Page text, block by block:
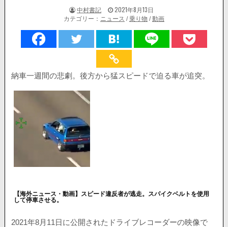
著
者:
中村書記
掲
載
日：
2021年8月13日
カテゴリー： ニュース /乗り物 /動画
納車一週間の悲劇。後方から猛スピードで迫る車が追突。
【海外ニュース・動画】スピード違反者が逃走。スパイクベルトを使用
して停車させる。
2021年8月11日に公開されたドライブレコーダーの映像で